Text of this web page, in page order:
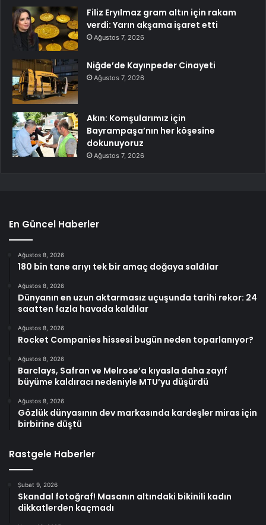
Filiz Eryılmaz gram altın için rakam
verdi: Yarın akşama işaret etti
Ağustos 7, 2026
Niğde’de Kayınpeder Cinayeti
Ağustos 7, 2026
Akın: Komşularımız için
Bayrampaşa’nın her köşesine
dokunuyoruz
Ağustos 7, 2026
En Güncel Haberler
Ağustos 8, 2026
180 bin tane arıyı tek bir amaç doğaya saldılar
Ağustos 8, 2026
Dünyanın en uzun aktarmasız uçuşunda tarihi rekor: 24
saatten fazla havada kaldılar
Ağustos 8, 2026
Rocket Companies hissesi bugün neden toparlanıyor?
Ağustos 8, 2026
Barclays, Safran ve Melrose’a kıyasla daha zayıf
büyüme kaldıracı nedeniyle MTU’yu düşürdü
Ağustos 8, 2026
Gözlük dünyasının dev markasında kardeşler miras için
birbirine düştü
Rastgele Haberler
Şubat 9, 2026
Skandal fotoğraf! Masanın altındaki bikinili kadın
dikkatlerden kaçmadı